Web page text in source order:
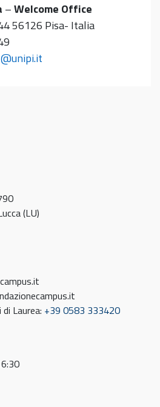
–Welcome Office
56126 Pisa- Italia
(LU)
Laurea: +39 0583 333420